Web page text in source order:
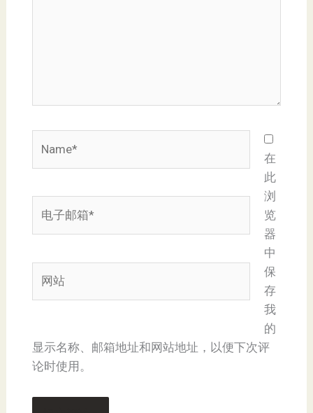
箱
站
在
此
浏
览
器
中
保
存
我
的
显示名称、邮箱地址和网站地址，以便下次评
论时使用。